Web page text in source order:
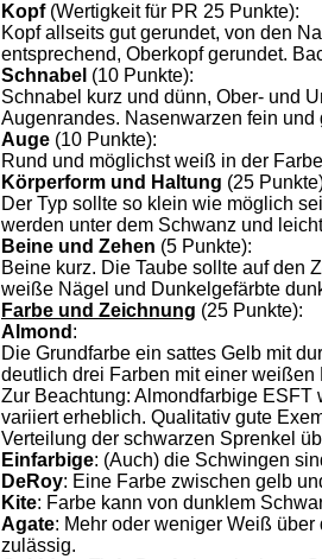
Kopf(Wertigkeit für PR 25 Punkte):
Kopf allseits gut gerundet, von den
entsprechend, Oberkopf gerundet.
Schnabel (10 Punkte):
Schnabel kurz und dünn, Ober- und
Augenrandes. Nasenwarzen fein
Auge (10 Punkte):
Rund und möglichst weiß in der
Körperform und Haltung (25
Der Typ sollte so klein wie möglich
werden unter dem Schwanz und
Beine und Zehen (5 Punkte):
Beine kurz. Die Taube sollte auf den
weiße Nägel und Dunkelgefärbte
Farbe und Zeichnung (25 Punkte):
Almond :
Die Grundfarbe ein sattes Gelb mit
deutlich drei Farben mit einer
Zur Beachtung: Almondfarbige ESFT
variiert erheblich. Qualitativ gute
Verteilung der schwarzen Sprenkel
Einfarbige: (Auch) die Schwingen
DeRoy: Eine Farbe zwischen gelb
Kite: Farbe kann von dunklem
Agate: Mehr oder weniger Weiß
zulässig.